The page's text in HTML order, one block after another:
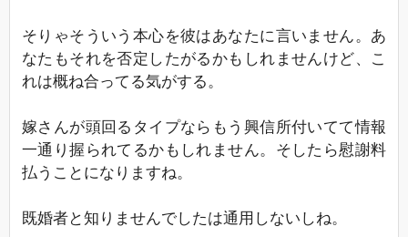
そりゃそういう本心を彼はあなたに言いません。あ
なたもそれを否定したがるかもしれませんけど、こ
れは概ね合ってる気がする。
嫁さんが頭回るタイプならもう興信所付いてて情報
一通り握られてるかもしれません。そしたら慰謝料
払うことになりますね。
既婚者と知りませんでしたは通用しないしね。